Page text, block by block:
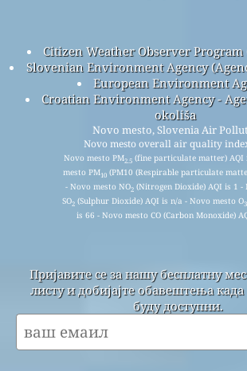
Citizen Weather Observer Program
Slovenian Environment Agency
European Environment
Croatian Environment Agency -
okoliša
Novo mesto, Slovenia Air
Novo mesto overall air quality
Novo mesto PM2.5 (fine particulate matter) AQI
mesto PM10(PM10 (Respirable particulate
- Novo mesto NO2(Nitrogen Dioxide) AQI is 1 -
SO2 (Sulphur Dioxide) AQI is n/a - Novo mesto O3
is 66 - Novo mesto CO (Carbon Monoxide)
Пријавите се за нашу бесплатну
листу и добијајте обавештења
буду доступни.